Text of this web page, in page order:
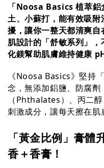
「Noosa Basics 植萃
土、小蘇打，能有效吸
擾，讓你一整天都清爽
肌設計的「舒敏系列」
化鎂幫助肌膚維持健康
《Noosa Basics》堅持
念，無添加鋁鹽、防腐
（Phthalates）、丙二
刺激成分，讓每天擦在肌
「黃金比例」膏體
香＋香膏！